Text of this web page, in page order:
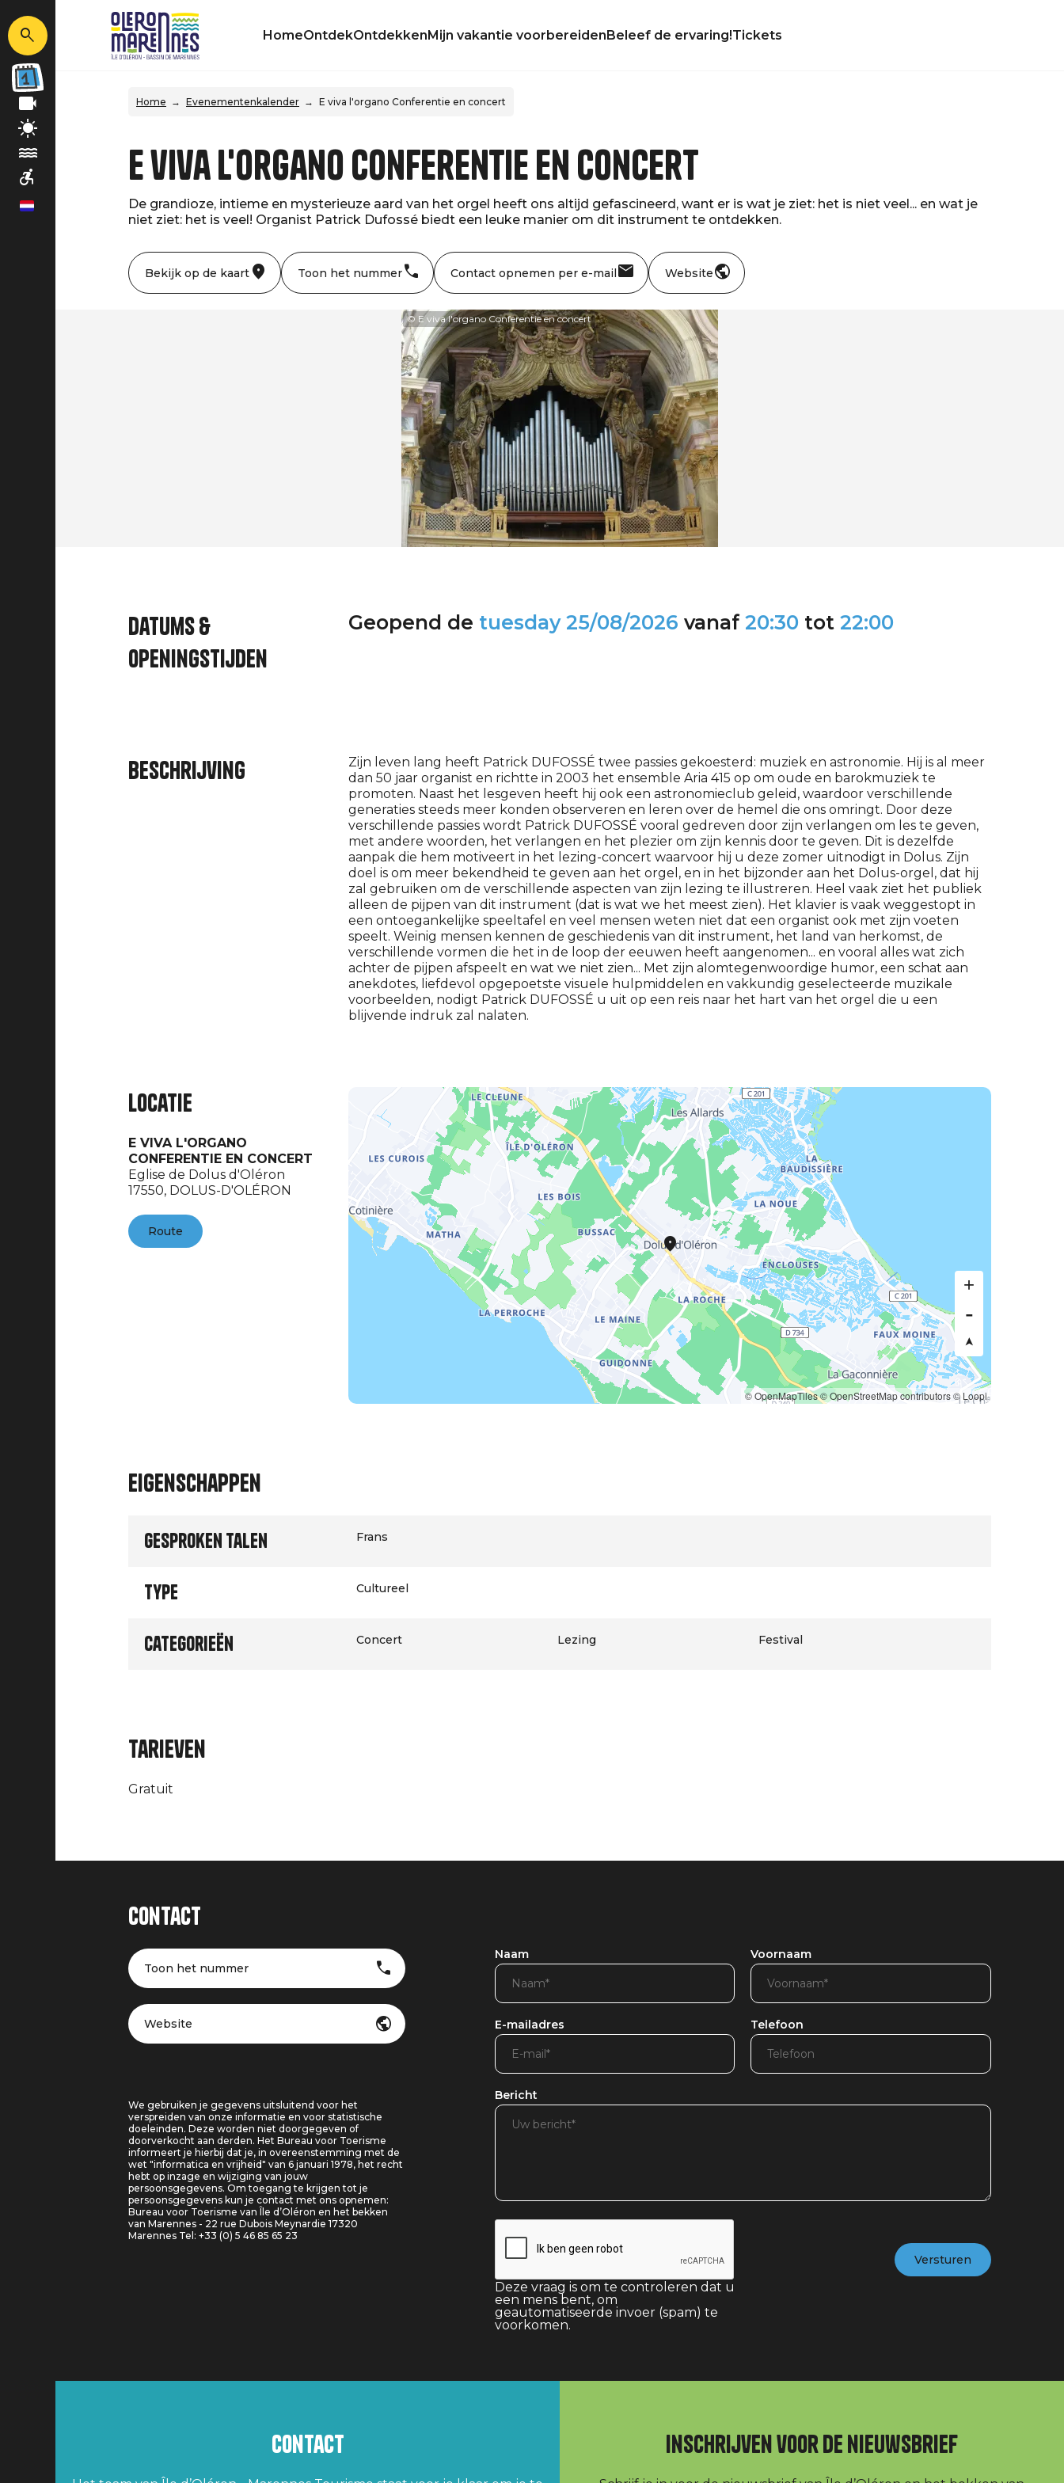
nl
HomeOntdekOntdekkenMijn vakantie voorbereidenBeleef de ervaring!Tickets
Home Evenementenkalender E viva l'organo Conferentie en concert
E viva l'organo Conferentie en concert
De grandioze, intieme en mysterieuze aard van het orgel heeft ons altijd gefascineerd, want er is wat je ziet: het is niet veel... en wat je
niet ziet: het is veel! Organist Patrick Dufossé biedt een leuke manier om dit instrument te ontdekken.
Bekijk op de kaart Toon het nummer Contact opnemen per e-mail Website
© E viva l'organo Conferentie en concert
Datums &
openingstijden
Geopend de tuesday 25/08/2026 vanaf 20:30 tot 22:00
Beschrijving
Zijn leven lang heeft Patrick DUFOSSÉ twee passies gekoesterd: muziek en astronomie. Hij is al meer
dan 50 jaar organist en richtte in 2003 het ensemble Aria 415 op om oude en barokmuziek te
promoten. Naast het lesgeven heeft hij ook een astronomieclub geleid, waardoor verschillende
generaties steeds meer konden observeren en leren over de hemel die ons omringt. Door deze
verschillende passies wordt Patrick DUFOSSÉ vooral gedreven door zijn verlangen om les te geven,
met andere woorden, het verlangen en het plezier om zijn kennis door te geven. Dit is dezelfde
aanpak die hem motiveert in het lezing-concert waarvoor hij u deze zomer uitnodigt in Dolus. Zijn
doel is om meer bekendheid te geven aan het orgel, en in het bijzonder aan het Dolus-orgel, dat hij
zal gebruiken om de verschillende aspecten van zijn lezing te illustreren. Heel vaak ziet het publiek
alleen de pijpen van dit instrument (dat is wat we het meest zien). Het klavier is vaak weggestopt in
een ontoegankelijke speeltafel en veel mensen weten niet dat een organist ook met zijn voeten
speelt. Weinig mensen kennen de geschiedenis van dit instrument, het land van herkomst, de
verschillende vormen die het in de loop der eeuwen heeft aangenomen... en vooral alles wat zich
achter de pijpen afspeelt en wat we niet zien... Met zijn alomtegenwoordige humor, een schat aan
anekdotes, liefdevol opgepoetste visuele hulpmiddelen en vakkundig geselecteerde muzikale
voorbeelden, nodigt Patrick DUFOSSÉ u uit op een reis naar het hart van het orgel die u een
blijvende indruk zal nalaten.
Locatie
E VIVA L'ORGANO
CONFERENTIE EN CONCERT
Eglise de Dolus d'Oléron
17550, DOLUS-D'OLÉRON
Route
© OpenMapTiles© OpenStreetMap contributors© Loopi
Eigenschappen
Gesproken talen Frans
Type Cultureel
Categorieën Concert Lezing Festival
Tarieven
Gratuit
Contact
Toon het nummer
Website
We gebruiken je gegevens uitsluitend voor het
verspreiden van onze informatie en voor statistische
doeleinden. Deze worden niet doorgegeven of
doorverkocht aan derden. Het Bureau voor Toerisme
informeert je hierbij dat je, in overeenstemming met de
wet "informatica en vrijheid" van 6 januari 1978, het recht
hebt op inzage en wijziging van jouw
persoonsgegevens. Om toegang te krijgen tot je
persoonsgegevens kun je contact met ons opnemen:
Bureau voor Toerisme van Île d’Oléron en het bekken
van Marennes - 22 rue Dubois Meynardie 17320
Marennes Tel: +33 (0) 5 46 85 65 23
Naam Voornaam
E-mailadres Telefoon
Bericht
Deze vraag is om te controleren dat u
een mens bent, om
geautomatiseerde invoer (spam) te
voorkomen.
Contact Inschrijven voor de nieuwsbrief